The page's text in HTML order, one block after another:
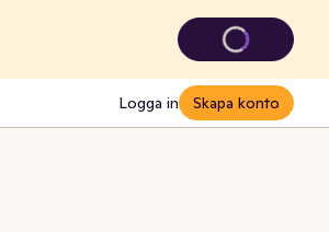
Logga in Skapa konto